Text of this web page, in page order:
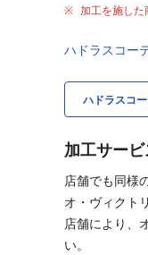
加工を施した
ハドラスコー
ハドラスコ
加工サー
店舗でも同様
オ・ヴィクト
店舗により、
い。